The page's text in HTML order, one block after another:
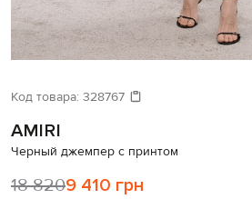
Давайте подберем что-то еще
Похожие товары
Код товара: 328767
AMIRI
Черный джемпер с принтом
18 8209 410 грн